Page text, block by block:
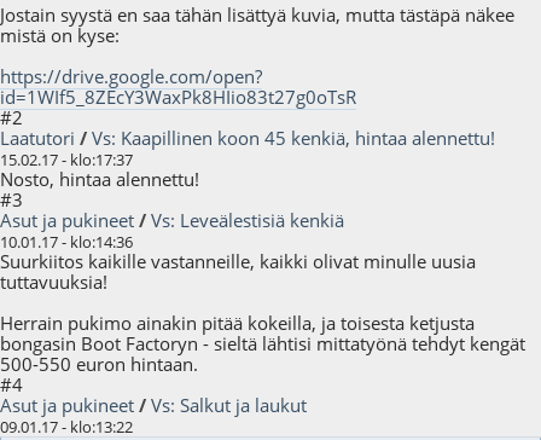
Jostain syystä en saa tähän lisättyä kuvia, mutta tästäpä näkee
mistä on kyse:
https://drive.google.com/open?
id=1WIf5_8ZEcY3WaxPk8HIio83t27g0oTsR
#2
Laatutori / Vs: Kaapillinen koon 45 kenkiä, hintaa alennettu!
15.02.17 - klo:17:37
Nosto, hintaa alennettu!
#3
Asut ja pukineet / Vs: Leveälestisiä kenkiä
10.01.17 - klo:14:36
Suurkiitos kaikille vastanneille, kaikki olivat minulle uusia
tuttavuuksia!
Herrain pukimo ainakin pitää kokeilla, ja toisesta ketjusta
bongasin Boot Factoryn - sieltä lähtisi mittatyönä tehdyt kengät
500-550 euron hintaan.
#4
Asut ja pukineet / Vs: Salkut ja laukut
09.01.17 - klo:13:22